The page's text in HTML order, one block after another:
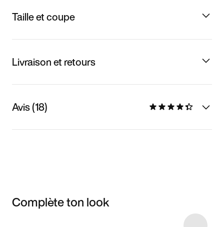
Taille et coupe
Livraison et retours
Avis (18)
Complète ton look